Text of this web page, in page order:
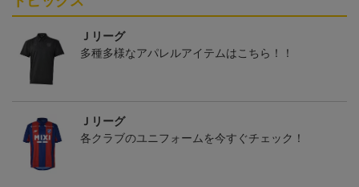
Ｊリーグ
多種多様なアパレルアイテムはこちら！！
Ｊリーグ
各クラブのユニフォームを今すぐチェック！